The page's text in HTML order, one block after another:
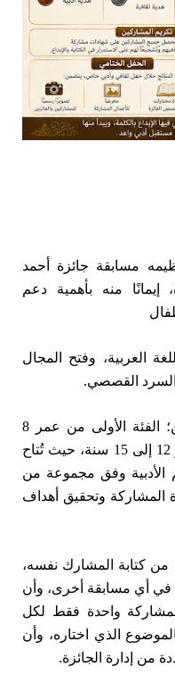
مسابقة جائزة أحمد
إيمانًا منه بأهمية دعم
العربية، وفتح المجال
القصصي.
وتستهدف المسابقة فئتين عمريتين؛ الفئة الأولى من عمر 8
إلى 11 سنة، والفئة الثانية من عمر 12 إلى 15 سنة، حيث تُتاح
الأدبية وفق مجموعة من
المشاركة وتحقيق أهداف
كتابة المشارك نفسه،
في أي مسابقة أخرى، وأن
بمشاركة واحدة فقط لكل
الذي اختاره، وأن
من إدارة الجائزة.